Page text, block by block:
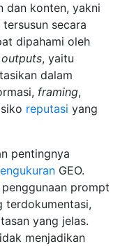
dan konten, yakni
secara
dipahami oleh
, yaitu
dalam
framing,
reputasi yang
pentingnya
GEO.
prompt
terdokumentasi,
yang jelas.
menjadikan